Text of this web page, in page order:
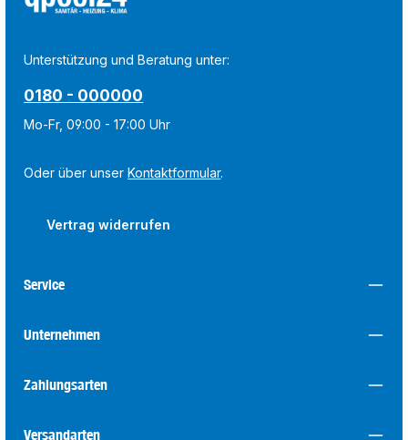
Unterstützung und Beratung unter:
0180 - 000000
Mo-Fr, 09:00 - 17:00 Uhr
Oder über unserKontaktformular.
Vertrag widerrufen
Service
Unternehmen
Zahlungsarten
Versandarten